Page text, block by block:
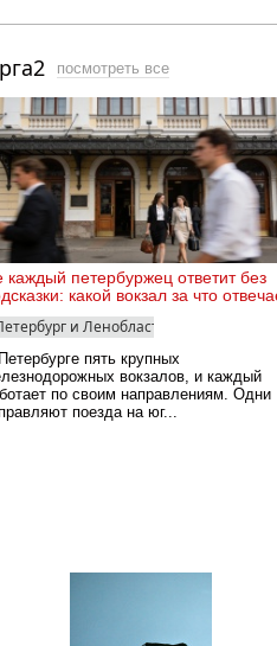
посмотреть все
каждый петербуржец ответит без
какой вокзал за что
и Ленобласть
пять крупных
вокзалов, и каждый
по своим направлениям. Одни
поезда на юг...